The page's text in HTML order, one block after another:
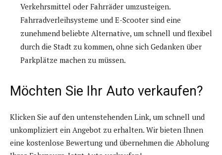
Verkehrsmittel oder Fahrräder umzusteigen.
Fahrradverleihsysteme und E-Scooter sind eine
zunehmend beliebte Alternative, um schnell und flexibel
durch die Stadt zu kommen, ohne sich Gedanken über
Parkplätze machen zu müssen.
Möchten Sie Ihr Auto verkaufen?
Klicken Sie auf den untenstehenden Link, um schnell und
unkompliziert ein Angebot zu erhalten. Wir bieten Ihnen
eine kostenlose Bewertung und übernehmen die Abholung